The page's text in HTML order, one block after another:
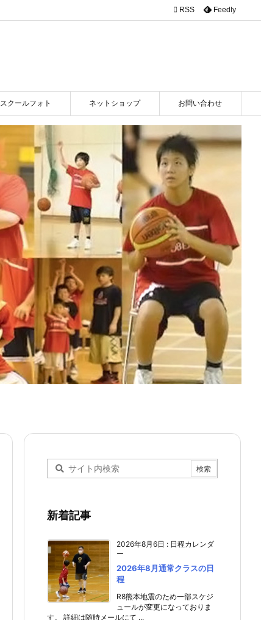
スクールフォト ネットショップ お問い合わせ
 RSS Feedly
新着記事
2026年8月6日 : 日程カレンダ
ー
2026年8月通常クラスの日
程
R8熊本地震のため一部スケジ
ュールが変更になっておりま
す。 詳細は随時メールにて ...